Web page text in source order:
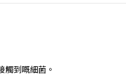
觸到嘅細菌。